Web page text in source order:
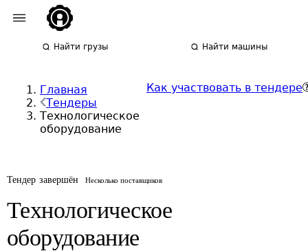
Найти грузы Найти машины
Главная
Тендеры
Технологическое
оборудование
Как участвовать в тендере
Тендер завершён Несколько поставщиков
Технологическое
оборудование